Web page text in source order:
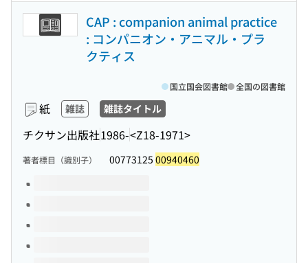
CAP : companion animal practice
: コンパニオン・アニマル・プラ
クティス
紙 雑誌 雑誌タイトル
チクサン出版社1986-<Z18-1971>
国立国会図書館 全国の図書館
著者標目（識別子） 00773125 00940460
このタイトルの巻号